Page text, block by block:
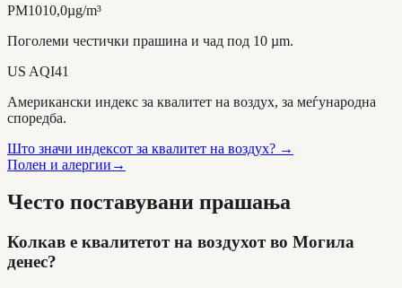
PM1010,0µg/m³
Поголеми честички прашина и чад под 10 µm.
US AQI41
Американски индекс за квалитет на воздух, за меѓународна
споредба.
Што значи индексот за квалитет на воздух? →
Полен и алергии →
Често поставувани прашања
Колкав е квалитетот на воздухот во Могила
денес?